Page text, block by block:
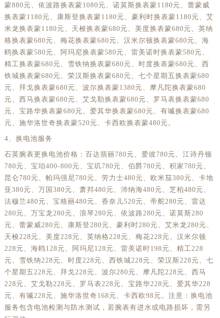
蒙880元、依波路换表蒙1080元、诺莫斯换表蒙1180元、蕾蒙威
换表蒙1180元、康斯登换表蒙1180元、豪利时换表蒙1180元、艾
米龙换表蒙1180元、天梭换表蒙680元、美度换表蒙680元、英纳
格换表蒙680元、梅花换表蒙680元、汉米尔顿换表蒙680元、海
鸥换表蒙580元、阿玛尼换表蒙580元、雷美诺时换表蒙580元、
精工换表蒙680元、雪铁纳换表蒙680元、时度换表蒙680元、西
铁城换表蒙680元、荣汉斯换表蒙680元、七个星期五换表蒙680
元、拜戈换表蒙680元、波尔换表蒙1380元、摩凡陀换表蒙680
元、西马换表蒙680元、艾戈勒换表蒙680元、罗马表换表蒙680
元、宝路华换表蒙680元、爱其华换表蒙680元、有喴换表蒙680
元、施华洛世奇换表蒙520元、卡西欧换表蒙480元。
4、换电池服务
石英腕表更换电池价格：百达翡丽780元、爱彼780元、江诗丹顿
780元、宝珀400-800元、宝玑780元、伯爵780元、积家780元、
昆仑780元、帕玛强尼780元、劳力士480元、欧米茄380元、卡地
亚380元、万国380元、萧邦480元、沛纳海480元、芝柏480元、
法穆兰480元、宝格丽480元、香奈儿520元、帝舵280元、雷达
280元、万宝龙280元、浪琴280元、依波路280元、诺莫斯280
元、蕾蒙威280元、康斯登280元、豪利时280元、艾米龙280元、
天梭228元、美度228元、英纳格228元、梅花228元、汉米尔顿
228元、海鸥128元、阿玛尼128元、雷美诺时198元、精工228
元、雪铁纳228元、时度228元、西铁城228元、荣汉斯228元、七
个星期五228元、拜戈228元、波尔280元、摩凡陀228元、西马
228元、艾戈勒228元、罗马表228元、宝路华228元、爱其华228
元、有喴228元、施华洛世奇168元、卡西欧98元。注意：换电池
服务包含电池检测与防水测试，若腕表有进水或电路损坏，需另